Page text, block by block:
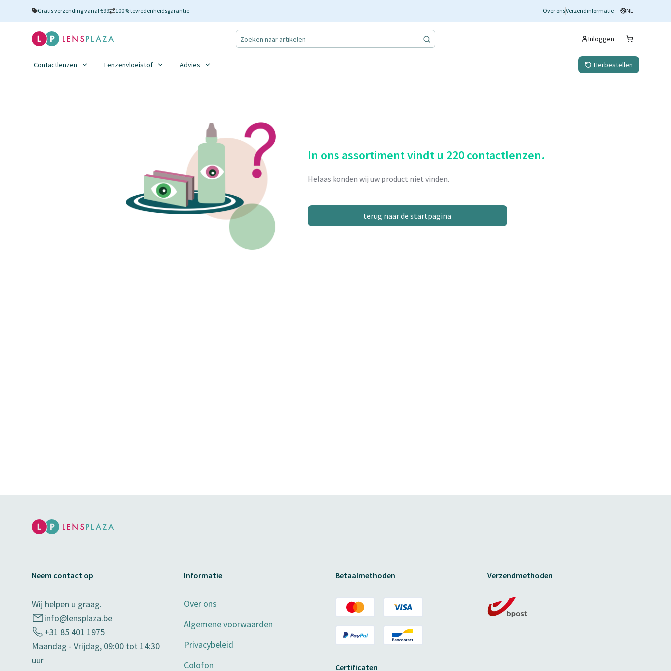
Gratis verzending vanaf €99 100% tevredenheidsgarantie Over onsVerzendinformatie NL
Inloggen
Contactlenzen Lenzenvloeistof Advies Herbestellen
In ons assortiment vindt u 220 contactlenzen.
Helaas konden wij uw product niet vinden.
terug naar de startpagina
Neem contact op
Wij helpen u graag.
info@lensplaza.be
+31 85 401 1975
Maandag - Vrijdag, 09:00 tot 14:30
uur
Informatie
Over ons
Algemene voorwaarden
Privacybeleid
Colofon
Betaalmethoden
Certificaten
Verzendmethoden